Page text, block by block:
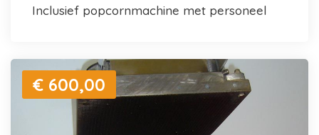
inclusief popcornmachine met personeel
€ 600,00